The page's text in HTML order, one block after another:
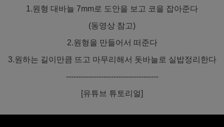
1.원형 대바늘 7mm로 도안을 보고 코을 잡아준다
(동영상 참고)
2.원형을 만들어서 떠준다
3.원하는 길이만큼 뜨고 마무리해서 돗바늘로 실밥정리한다
-------------------------------------
[유튜브 튜토리얼]